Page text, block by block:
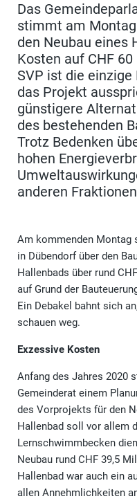
Das
stimmt am
den Neubau eines
Kosten auf CHF
SVP ist die
das Projekt
günstigere
des bestehenden
Trotz Bedenken
hohen
anderen
Am kommenden Montag
in Dübendorf über den
Hallenbads über rund
auf Grund der
Ein Debakel bahnt sich
schauen weg.
Exzessive Kosten
Anfang des Jahres 2020
Gemeinderat einem
des Vorprojekts für den
Hallenbad soll vor allem
Lernschwimmbecken
Neubau rund CHF 39,5
Hallenbad war auch ein
allen Annehmlichkeiten